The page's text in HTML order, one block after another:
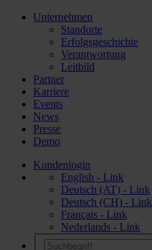
Unternehmen
Standorte
Erfolgsgeschichte
Verantwortung
Leitbild
Partner
Karriere
Events
News
Presse
Demo
Kundenlogin
English - Link
Deutsch (AT) - Link
Deutsch (CH) - Link
Français - Link
Nederlands - Link